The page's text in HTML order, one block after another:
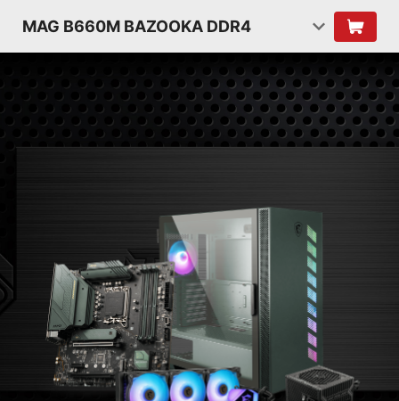
MAG B660M BAZOOKA DDR4